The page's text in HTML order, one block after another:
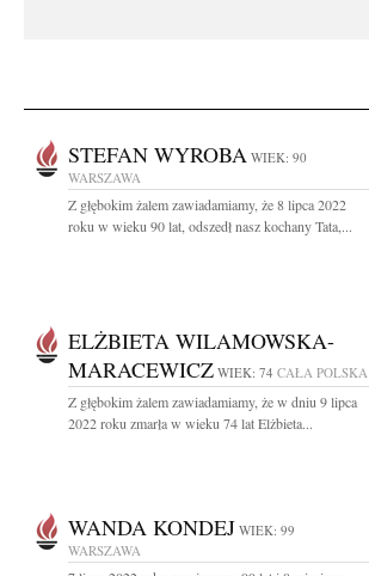
STEFAN WYROBA WIEK: 90
WARSZAWA
Z głębokim żalem zawiadamiamy, że 8 lipca 2022
roku w wieku 90 lat, odszedł nasz kochany Tata,...
ELŻBIETA WILAMOWSKA-
MARACEWICZ WIEK: 74 CAŁA POLSKA
Z głębokim żalem zawiadamiamy, że w dniu 9 lipca
2022 roku zmarła w wieku 74 lat Elżbieta...
WANDA KONDEJ WIEK: 99
WARSZAWA